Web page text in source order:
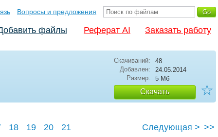
Вопросы и предложения
файлы Реферат AI Заказать работу
Скачиваний:
48
Добавлен:
24.05.2014
Размер:
5 Мб
Скачать ☆
18 19 20 21 Следующая > >>